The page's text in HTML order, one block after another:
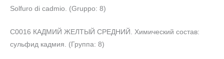
Solfuro di cadmio. (Gruppo: 8)
C0016 КАДМИЙ ЖЕЛТЫЙ СРЕДНИЙ. Химический состав:
сульфид кадмия. (Группа: 8)